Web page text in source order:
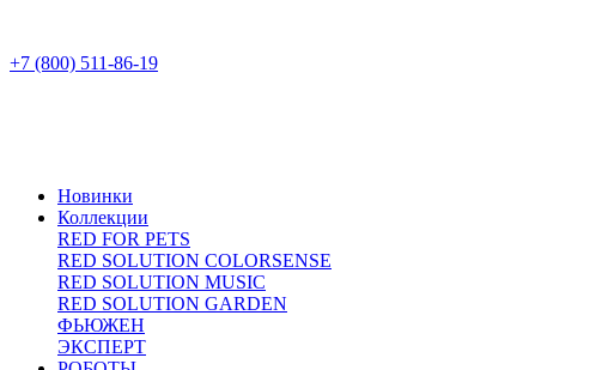
+7 (800) 511-86-19
Новинки
Коллекции
RED FOR PETS
RED SOLUTION COLORSENSE
RED SOLUTION MUSIC
RED SOLUTION GARDEN
ФЬЮЖЕН
ЭКСПЕРТ